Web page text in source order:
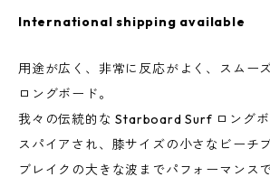
International shipping available
用途が広く、非常に反応がよく、スムー
ロングボード。
我々の伝統的な Starboard Surf ロング
スパイアされ、膝サイズの小さなビーチ
ブレイクの大きな波までパフォーマンス